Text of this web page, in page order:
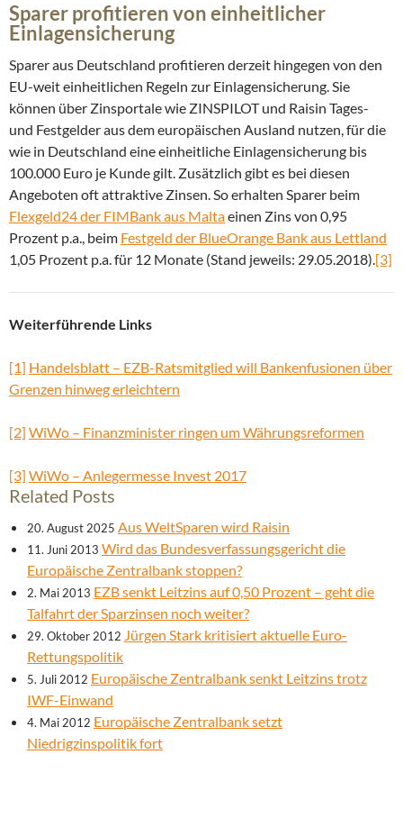
Sparer profitieren von einheitlicher
Einlagensicherung
Sparer aus Deutschland profitieren derzeit hingegen von den
EU-weit einheitlichen Regeln zur Einlagensicherung. Sie
können über Zinsportale wie ZINSPILOT und Raisin Tages-
und Festgelder aus dem europäischen Ausland nutzen, für die
wie in Deutschland eine einheitliche Einlagensicherung bis
100.000 Euro je Kunde gilt. Zusätzlich gibt es bei diesen
Angeboten oft attraktive Zinsen. So erhalten Sparer beim
Flexgeld24 der FIMBank aus Maltaeinen Zins von 0,95
Prozent p.a., beim Festgeld der BlueOrange Bank aus Lettland
1,05 Prozent p.a. für 12 Monate (Stand jeweils: 29.05.2018).[3]
Weiterführende Links
[1] Handelsblatt – EZB-Ratsmitglied will Bankenfusionen über
Grenzen hinweg erleichtern
[2] WiWo – Finanzminister ringen um Währungsreformen
[3] WiWo – Anlegermesse Invest 2017
Related Posts
20. August 2025 Aus WeltSparen wird Raisin
11. Juni 2013 Wird das Bundesverfassungsgericht die
Europäische Zentralbank stoppen?
2. Mai 2013 EZB senkt Leitzins auf 0,50 Prozent – geht die
Talfahrt der Sparzinsen noch weiter?
29. Oktober 2012 Jürgen Stark kritisiert aktuelle Euro-
Rettungspolitik
5. Juli 2012 Europäische Zentralbank senkt Leitzins trotz
IWF-Einwand
4. Mai 2012 Europäische Zentralbank setzt
Niedrigzinspolitik fort